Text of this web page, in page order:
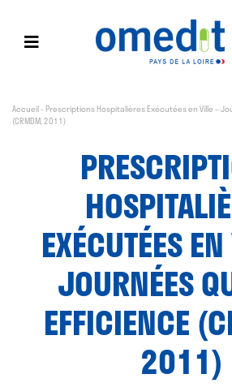
Accueil- Prescriptions Hospitalières Exécutées en Ville –
(CRMDM, 2011)
EXÉCUTÉES
JOURNÉES
EFFICIENCE
2011)